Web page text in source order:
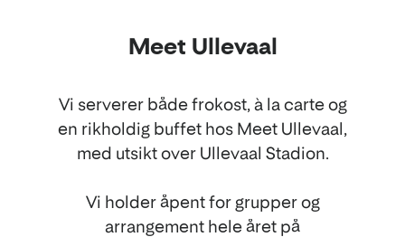
Meet Ullevaal
Vi serverer både frokost, à la carte og
en rikholdig buffet hos Meet Ullevaal,
med utsikt over Ullevaal Stadion.
Vi holder åpent for grupper og
arrangement hele året på